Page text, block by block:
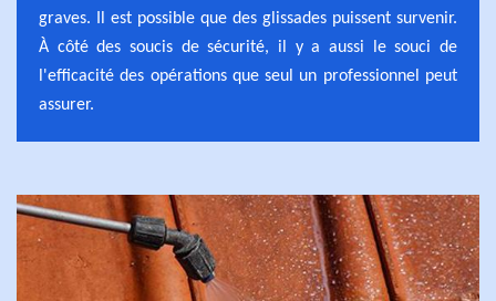
graves. Il est possible que des glissades puissent survenir.
À côté des soucis de sécurité, il y a aussi le souci de
l'efficacité des opérations que seul un professionnel peut
assurer.